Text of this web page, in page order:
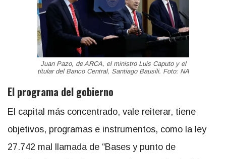
Juan Pazo, de ARCA, el ministro Luis Caputo y el
titular del Banco Central, Santiago Bausili. Foto: NA
El programa del gobierno
El capital más concentrado, vale reiterar, tiene
objetivos, programas e instrumentos, como la ley
27.742 mal llamada de “Bases y punto de